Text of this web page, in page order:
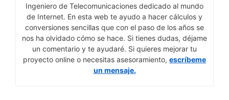
Ingeniero de Telecomunicaciones dedicado al mundo
de Internet. En esta web te ayudo a hacer cálculos y
conversiones sencillas que con el paso de los años se
nos ha olvidado cómo se hace. Si tienes dudas, déjame
un comentario y te ayudaré. Si quieres mejorar tu
proyecto online o necesitas asesoramiento, escríbeme
un mensaje.